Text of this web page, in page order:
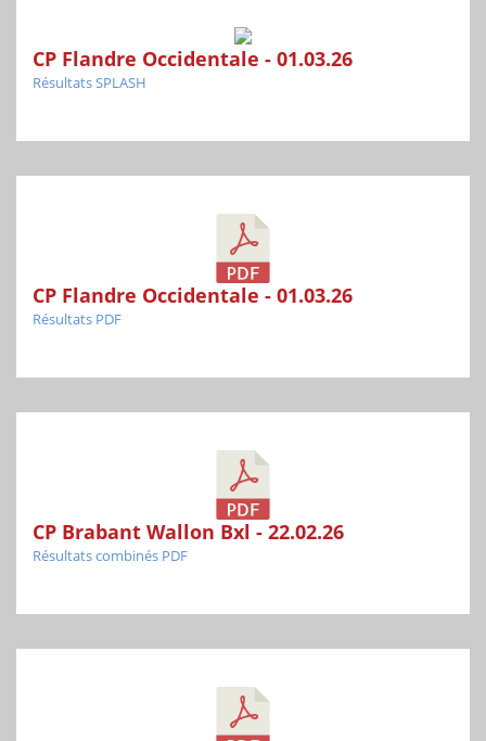
CP Flandre Occidentale - 01.03.26
Résultats SPLASH
CP Flandre Occidentale - 01.03.26
Résultats PDF
CP Brabant Wallon Bxl - 22.02.26
Résultats combinés PDF